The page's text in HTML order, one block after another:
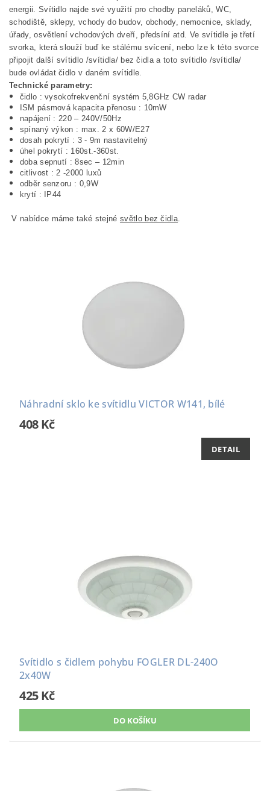
energii. Svítidlo najde své využití pro chodby paneláků, WC,
schodiště, sklepy, vchody do budov, obchody, nemocnice, sklady,
úřady, osvětlení vchodových dveří, předsíní atd. Ve svítidle je třetí
svorka, která slouží buď ke stálému svícení, nebo lze k této svorce
připojit další svítidlo /svítidla/ bez čidla a toto svítidlo /svítidla/
bude ovládat čidlo v daném svítidle.
Technické parametry:
čidlo : vysokofrekvenční systém 5,8GHz CW radar
ISM pásmová kapacita přenosu : 10mW
napájení : 220 – 240V/50Hz
spínaný výkon : max. 2 x 60W/E27
dosah pokrytí : 3 - 9m nastavitelný
úhel pokrytí : 160st.-360st.
doba sepnutí : 8sec – 12min
citlivost : 2 -2000 luxů
odběr senzoru : 0,9W
krytí : IP44
V nabídce máme také stejné světlo bez čidla.
Náhradní sklo ke svítidlu VICTOR W141, bílé
408 Kč
DETAIL
Svítidlo s čidlem pohybu FOGLER DL-240O
2x40W
425 Kč